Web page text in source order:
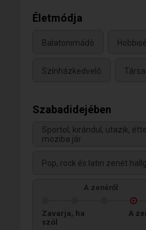
Életmódja
Balatonimádó
Színházkedvelő
Szabadidejében
Sportol, kirándul, utazik,
moziba jár
Pop, rock és latin zenét
A zenéről
Zavarja, ha
szól
A